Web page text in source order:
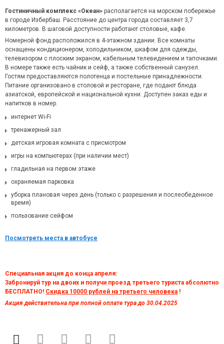
Гостиничный комплекс «Океан» располагается на морском побережье
в городе Избербаш. Расстояние до центра города составляет 3,7
километров. В шаговой доступности работают столовые, кафе.
Номерной фонд расположился в 4-этажном здании. Все комнаты
оснащены кондиционером, холодильником, шкафом для одежды,
телевизором с плоским экраном, кабельным телевидением и тапочками.
В номере также есть чайник и сейф, а также собственный санузел.
Гостям предоставляются полотенца и постельные принадлежности.
Питание организовано в столовой и ресторане, где подают блюда
азиатской, европейской и национальной кухни. Доступен заказ еды и
напитков в номер.
интернет Wi-Fi
тренажерный зал
детская игровая комната с присмотром
игры на компьютерах (при наличии мест)
гладильная на первом этаже
охраняемая парковка
уборка плановая через день (только с разрешения и послеобеденное
время)
пользование сейфом
Посмотреть места в автобусе
Специальная акция до конца апреля:
Забронируй тур на двоих и получи проезд третьего туриста абсолютно
БЕСПЛАТНО! Скидка 10000 рублей на третьего человека !
Акция действительна при полной оплате тура до 30.04.2025